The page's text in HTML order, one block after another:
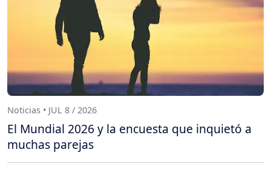
Noticias • JUL 8 / 2026
El Mundial 2026 y la encuesta que inquietó a
muchas parejas